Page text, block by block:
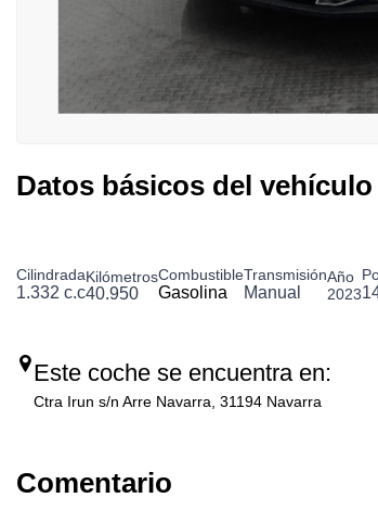
Datos básicos del vehículo
Cilindrada
1.332 c.c
Kilómetros
40.950
Combustible
Gasolina
Transmisión
Manual
Año
2023
Este coche se encuentra en:
Ctra Irun s/n Arre Navarra, 31194 Navarra
Comentario